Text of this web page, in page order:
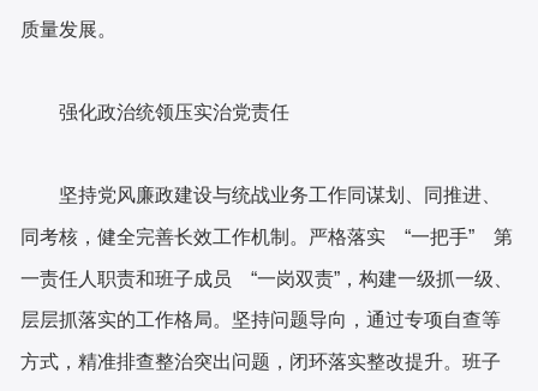
质量发展。
强化政治统领压实治党责任
坚持党风廉政建设与统战业务工作同谋划、同推进、
同考核，健全完善长效工作机制。严格落实 “一把手” 第
一责任人职责和班子成员 “一岗双责”，构建一级抓一级、
层层抓落实的工作格局。坚持问题导向，通过专项自查等
方式，精准排查整治突出问题，闭环落实整改提升。班子